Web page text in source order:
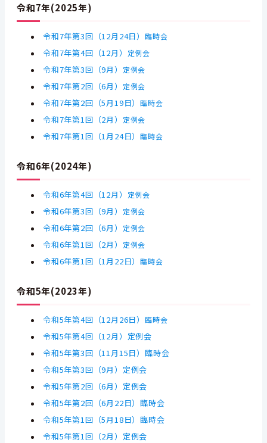
令和7年(2025年)
令和7年第3回 （12月24日）臨時会
令和7年第4回（12月） 定例会
令和7年第3回（9月） 定例会
令和7年第2回（6月） 定例会
令和7年第2回 （5月19日）臨時会
令和7年第1回（2月） 定例会
令和7年第1回 （1月24日）臨時会
令和6年(2024年)
令和6年第4回（12月） 定例会
令和6年第3回（9月） 定例会
令和6年第2回（6月） 定例会
令和6年第1回（2月） 定例会
令和6年第1回 （1月22日）臨時会
令和5年(2023年)
令和5年第4回 （12月26日）臨時会
令和5年第4回 （12月）定例会
令和5年第3回 （11月15日）臨時会
令和5年第3回 （9月）定例会
令和5年第2回 （6月）定例会
令和5年第2回（6月22日）臨時会
令和5年第1回（5月18日）臨時会
令和5年第1回（2月）定例会